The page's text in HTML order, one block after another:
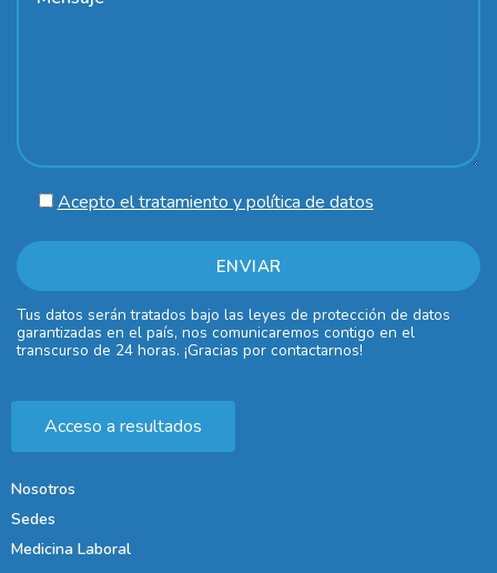
Acepto el tratamiento y política de datos
Tus datos serán tratados bajo las leyes de protección de datos
garantizadas en el país, nos comunicaremos contigo en el
transcurso de 24 horas. ¡Gracias por contactarnos!
Acceso a resultados
Nosotros
Sedes
Medicina Laboral